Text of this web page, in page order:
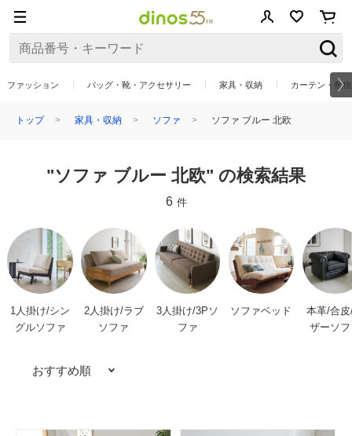
ファッション バッグ・靴・アクセサリー 家具・収納 カーテン・敷
トップ 家具・収納 ソファ ソファ ブルー 北欧
"ソファ ブルー 北欧" の検索結果
6 件
1人掛け/シン
グルソファ
2人掛け/ラブ
ソファ
3人掛け/3Pソ
ファ
ソファベッド
本革/合
ザーソ
おすすめ順